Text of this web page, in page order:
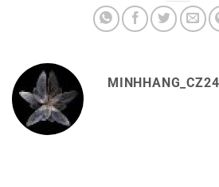
MINHHANG_CZ24